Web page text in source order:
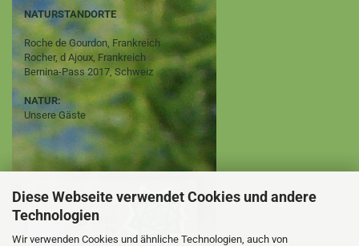
Diese Webseite verwendet Cookies und andere
Technologien
Wir verwenden Cookies und ähnliche Technologien, auch von
NATURSTANDORTE
Roche de Gourdon, Frankreich
Rocher, d Ajoux, Frankreich
Bernina-Pass 2017, Schweiz
NATUR:
Unsere Gäste